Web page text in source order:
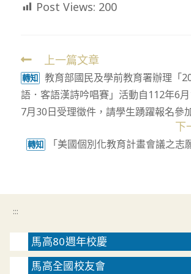
Post Views: 200
Read
more
articles
上一篇文章
轉知
教育部國民及學前教育署辦理「
語．客語漢詩吟唱賽」活動自112年6
7月30日受理徵件，請學生踴躍報名參
下
轉知
「美國個別化教育計畫會議之志
:::
馬高80週年校慶
馬高全國校友會